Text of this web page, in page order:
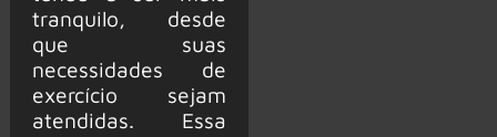
tranquilo, desde
que suas
necessidades de
exercício sejam
atendidas. Essa